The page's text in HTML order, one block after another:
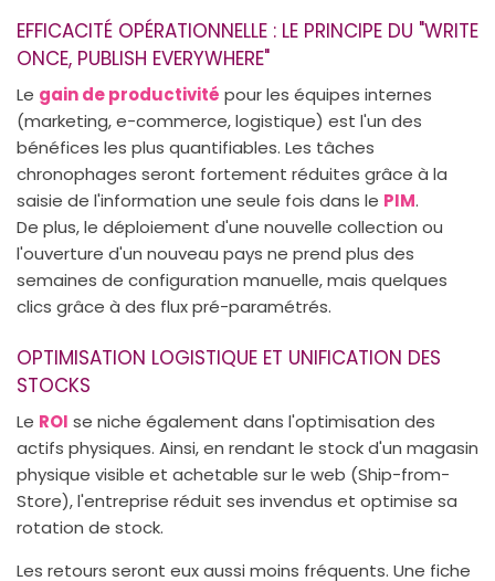
EFFICACITÉ OPÉRATIONNELLE : LE PRINCIPE DU "WRITE
ONCE, PUBLISH EVERYWHERE"
Le gain de productivité pour les équipes internes
(marketing, e-commerce, logistique) est l'un des
bénéfices les plus quantifiables. Les tâches
chronophages seront fortement réduites grâce à la
saisie de l'information une seule fois dans le PIM.
De plus, le déploiement d'une nouvelle collection ou
l'ouverture d'un nouveau pays ne prend plus des
semaines de configuration manuelle, mais quelques
clics grâce à des flux pré-paramétrés.
OPTIMISATION LOGISTIQUE ET UNIFICATION DES
STOCKS
Le ROI se niche également dans l'optimisation des
actifs physiques. Ainsi, en rendant le stock d'un magasin
physique visible et achetable sur le web (Ship-from-
Store), l'entreprise réduit ses invendus et optimise sa
rotation de stock.
Les retours seront eux aussi moins fréquents. Une fiche